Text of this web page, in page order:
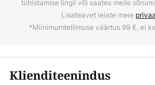
tühistamise lingil või saates meile
Lisateavet leiate meie
*Miinimumtellimuse väärtus 99 €, ei
Klienditeenindus